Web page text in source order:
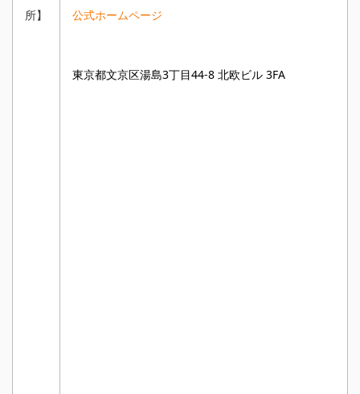
所】
公式ホームページ
東京都文京区湯島3丁目44-8 北欧ビル 3FA